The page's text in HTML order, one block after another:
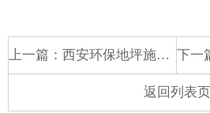
上一篇： 西安环保地坪施工标准及行业规范详解，工业地坪合规施工要点 下一
返回列表页